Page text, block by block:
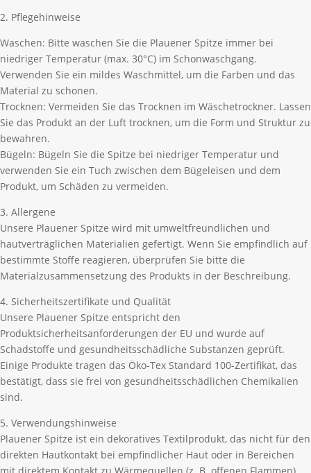
2. Pflegehinweise
Waschen: Bitte waschen Sie die Plauener Spitze immer bei
niedriger Temperatur (max. 30°C) im Schonwaschgang.
Verwenden Sie ein mildes Waschmittel, um die Farben und das
Material zu schonen.
Trocknen: Vermeiden Sie das Trocknen im Wäschetrockner. Lassen
Sie das Produkt an der Luft trocknen, um die Form und Struktur zu
bewahren.
Bügeln: Bügeln Sie die Spitze bei niedriger Temperatur und
verwenden Sie ein Tuch zwischen dem Bügeleisen und dem
Produkt, um Schäden zu vermeiden.
3. Allergene
Unsere Plauener Spitze wird mit umweltfreundlichen und
hautverträglichen Materialien gefertigt. Wenn Sie empfindlich auf
bestimmte Stoffe reagieren, überprüfen Sie bitte die
Materialzusammensetzung des Produkts in der Beschreibung.
4. Sicherheitszertifikate und Qualität
Unsere Plauener Spitze entspricht den
Produktsicherheitsanforderungen der EU und wurde auf
Schadstoffe und gesundheitsschädliche Substanzen geprüft.
Einige Produkte tragen das Öko-Tex Standard 100-Zertifikat, das
bestätigt, dass sie frei von gesundheitsschädlichen Chemikalien
sind.
5. Verwendungshinweise
Plauener Spitze ist ein dekoratives Textilprodukt, das nicht für den
direkten Hautkontakt bei empfindlicher Haut oder in Bereichen